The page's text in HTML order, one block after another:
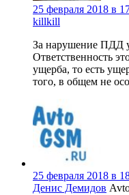
25 февраля 2018 в
killkill
За нарушение ПДД
Ответственность
ущерба, то есть
того, в общем не
25 февраля 2018 в
Денис Демидов